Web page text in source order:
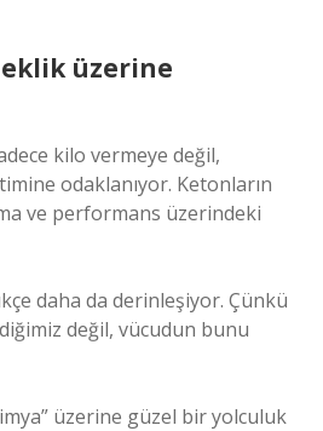
üzerine
kilo vermeye değil,
odaklanıyor. Ketonların
ve performans üzerindeki
daha da derinleşiyor. Çünkü
değil, vücudun bunu
üzerine güzel bir yolculuk